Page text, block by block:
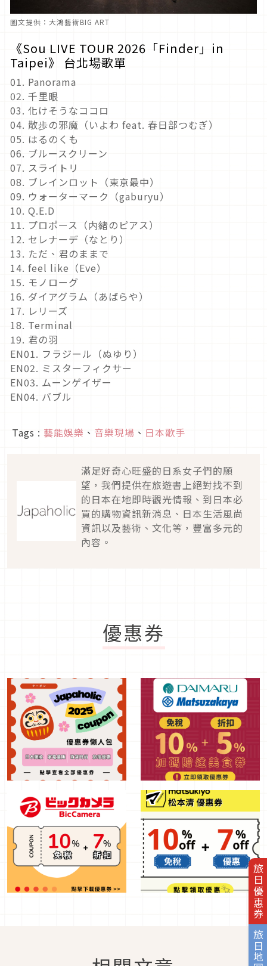
旅日優惠券
旅日地圖
圖文提供：大鴻藝術BIG ART
《Sou LIVE TOUR 2026「Finder」in
Taipei》 台北場歌單
01. Panorama
02. 千里眼
03. 化けそうなココロ
04. 散歩の邪魔（いよわ feat. 春日部つむぎ）
05. はるのくも
06. ブルースクリーン
07. スライトリ
08. ブレインロット（東京最中）
09. ウォーターマーク（gaburyu）
10. Q.E.D
11. プロポース（内緒のピアス）
12. セレナーデ（なとり）
13. ただ、君のままで
14. feel like（Eve）
15. モノローグ
16. ダイアグラム（あばらや）
17. レリーズ
18. Terminal
19. 君の羽
EN01. フラジール（ぬゆり）
EN02. ミスターフィクサー
EN03. ムーンゲイザー
EN04. バブル
Tags : 藝能娛樂 、 音樂現場 、 日本歌手
滿足好奇心旺盛的日系女子們的願
望，我們提供在旅遊書上絕對找不到
的日本在地即時觀光情報、到日本必
買的購物資訊新消息、日本生活風尚
資訊以及藝術、文化等，豐富多元的
內容。
優惠券